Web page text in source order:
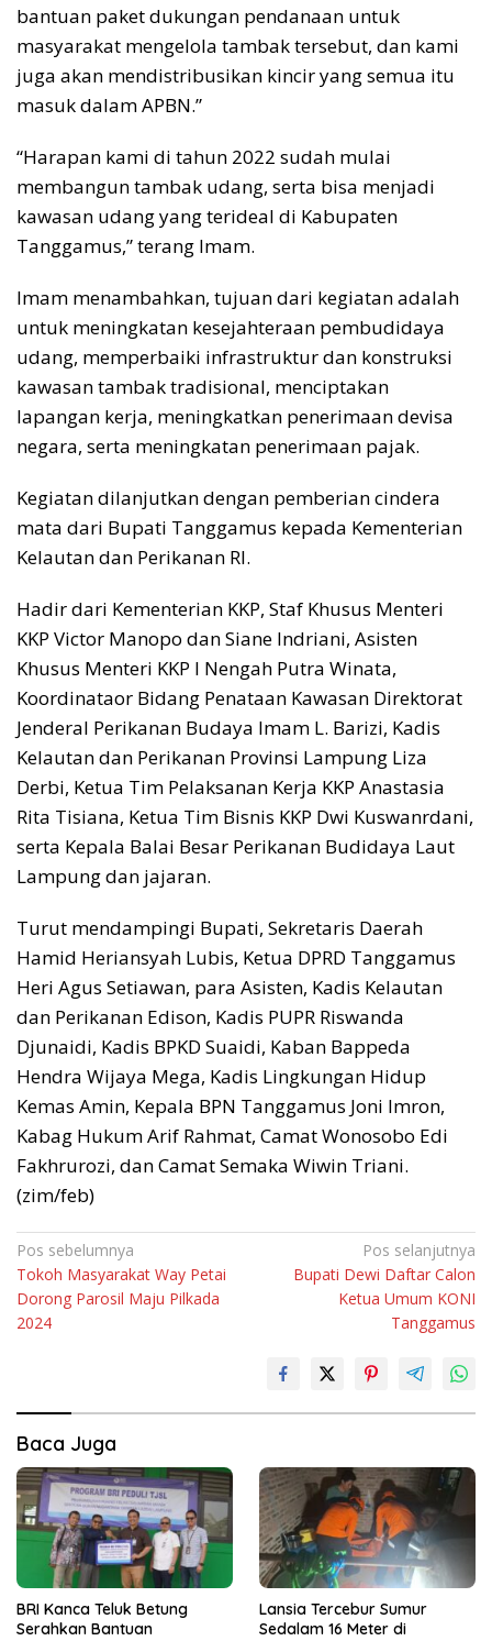
bantuan paket dukungan pendanaan untuk
masyarakat mengelola tambak tersebut, dan kami
juga akan mendistribusikan kincir yang semua itu
masuk dalam APBN.”
“Harapan kami di tahun 2022 sudah mulai
membangun tambak udang, serta bisa menjadi
kawasan udang yang terideal di Kabupaten
Tanggamus,” terang Imam.
Imam menambahkan, tujuan dari kegiatan adalah
untuk meningkatan kesejahteraan pembudidaya
udang, memperbaiki infrastruktur dan konstruksi
kawasan tambak tradisional, menciptakan
lapangan kerja, meningkatkan penerimaan devisa
negara, serta meningkatan penerimaan pajak.
Kegiatan dilanjutkan dengan pemberian cindera
mata dari Bupati Tanggamus kepada Kementerian
Kelautan dan Perikanan RI.
Hadir dari Kementerian KKP, Staf Khusus Menteri
KKP Victor Manopo dan Siane Indriani, Asisten
Khusus Menteri KKP I Nengah Putra Winata,
Koordinataor Bidang Penataan Kawasan Direktorat
Jenderal Perikanan Budaya Imam L. Barizi, Kadis
Kelautan dan Perikanan Provinsi Lampung Liza
Derbi, Ketua Tim Pelaksanan Kerja KKP Anastasia
Rita Tisiana, Ketua Tim Bisnis KKP Dwi Kuswanrdani,
serta Kepala Balai Besar Perikanan Budidaya Laut
Lampung dan jajaran.
Turut mendampingi Bupati, Sekretaris Daerah
Hamid Heriansyah Lubis, Ketua DPRD Tanggamus
Heri Agus Setiawan, para Asisten, Kadis Kelautan
dan Perikanan Edison, Kadis PUPR Riswanda
Djunaidi, Kadis BPKD Suaidi, Kaban Bappeda
Hendra Wijaya Mega, Kadis Lingkungan Hidup
Kemas Amin, Kepala BPN Tanggamus Joni Imron,
Kabag Hukum Arif Rahmat, Camat Wonosobo Edi
Fakhrurozi, dan Camat Semaka Wiwin Triani.
(zim/feb)
Navigasi
pos
Pos sebelumnya
Tokoh Masyarakat Way Petai
Dorong Parosil Maju Pilkada
2024
Pos selanjutnya
Bupati Dewi Daftar Calon
Ketua Umum KONI
Tanggamus
Baca Juga
BRI Kanca Teluk Betung
Serahkan Bantuan
Lansia Tercebur Sumur
Sedalam 16 Meter di